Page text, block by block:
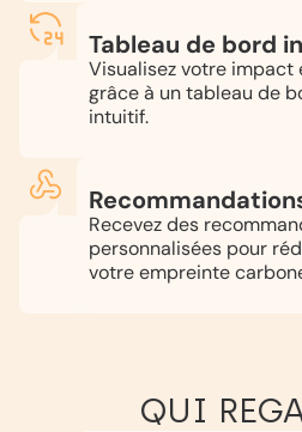
Tableau de bord
Visualisez votre impact
grâce à un tableau de
intuitif.
Recevez des
personnalisées pour
votre empreinte
QUI